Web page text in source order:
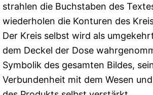
strahlen die Buchstaben des
wiederholen die Konturen des
Der Kreis selbst wird als
dem Deckel der Dose
Symbolik des gesamten Bildes,
Verbundenheit mit dem Wesen